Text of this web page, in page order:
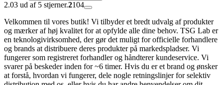
2.03 ud af 5 stjerner.2104
Velkommen til vores butik! Vi tilbyder et bredt udvalg af produkter
og mærker af høj kvalitet for at opfylde alle dine behov. TSG Lab er
en teknologivirksomhed, der gør det muligt for officielle forhandlere
og brands at distribuere deres produkter på markedspladser. Vi
fungerer som registreret forhandler og håndterer kundeservice. Vi
svarer på beskeder inden for ~6 timer. Hvis du er et brand og ønsker
at forstå, hvordan vi fungerer, dele nogle retningslinjer for selektiv